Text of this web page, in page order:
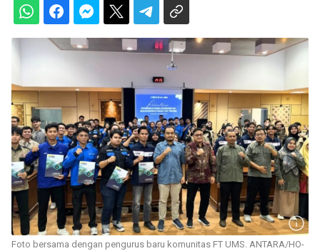
Foto bersama dengan pengurus baru komunitas FT UMS. ANTARA/HO-